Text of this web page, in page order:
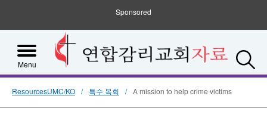
Sponsored
Menu
ResourcesUMC/KO 특수 목회 A mission to help crime victims